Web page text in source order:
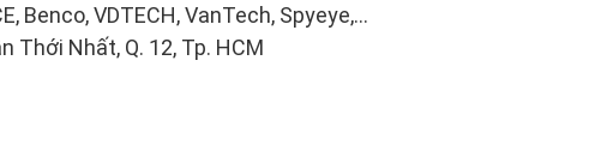
Benco, VDTECH, VanTech, Spyeye,…
Thới Nhất, Q. 12, Tp. HCM